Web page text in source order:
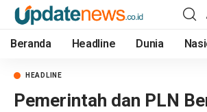
Beranda Headline Dunia
HEADLINE
Pemerintah dan PLN